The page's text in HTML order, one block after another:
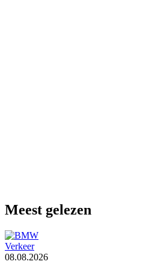
Meest gelezen
Verkeer
08.08.2026